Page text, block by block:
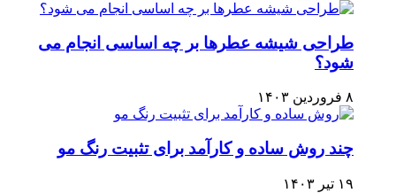
طراحی شیشه عطرها بر چه اساسی انجام می
شود؟
۸ فروردین ۱۴۰۳
چند روش ساده و کارآمد برای تثبیت رنگ مو
۱۹ تیر ۱۴۰۳